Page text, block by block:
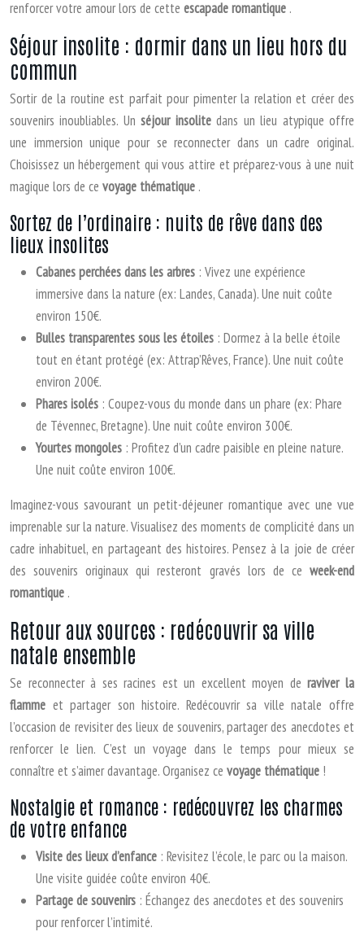
renforcer votre amour lors de cette escapade romantique .
Séjour insolite : dormir dans un lieu hors du
commun
Sortir de la routine est parfait pour pimenter la relation et créer des
souvenirs inoubliables. Unséjour insolitedans un lieu atypique offre
une immersion unique pour se reconnecter dans un cadre original.
Choisissez un hébergement qui vous attire et préparez-vous à une nuit
magique lors de ce voyage thématique .
Sortez de l’ordinaire : nuits de rêve dans des
lieux insolites
Cabanes perchées dans les arbres : Vivez une expérience
immersive dans la nature (ex: Landes, Canada). Une nuit coûte
environ 150€.
Bulles transparentes sous les étoiles : Dormez à la belle étoile
tout en étant protégé (ex: Attrap’Rêves, France). Une nuit coûte
environ 200€.
Phares isolés : Coupez-vous du monde dans un phare (ex: Phare
de Tévennec, Bretagne). Une nuit coûte environ 300€.
Yourtes mongoles : Profitez d’un cadre paisible en pleine nature.
Une nuit coûte environ 100€.
Imaginez-vous savourant un petit-déjeuner romantique avec une vue
imprenable sur la nature. Visualisez des moments de complicité dans un
cadre inhabituel, en partageant des histoires. Pensez à la joie de créer
des souvenirs originaux qui resteront gravés lors de ce week-end
romantique .
Retour aux sources : redécouvrir sa ville
natale ensemble
Se reconnecter à ses racines est un excellent moyen deraviver la
flamme et partager son histoire. Redécouvrir sa ville natale offre
l’occasion de revisiter des lieux de souvenirs, partager des anecdotes et
renforcer le lien. C’est un voyage dans le temps pour mieux se
connaître et s’aimer davantage. Organisez ce voyage thématique !
Nostalgie et romance : redécouvrez les charmes
de votre enfance
Visite des lieux d’enfance : Revisitez l’école, le parc ou la maison.
Une visite guidée coûte environ 40€.
Partage de souvenirs : Échangez des anecdotes et des souvenirs
pour renforcer l’intimité.